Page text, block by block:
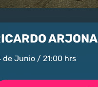
ARJONA
de Junio / 21:00 hrs